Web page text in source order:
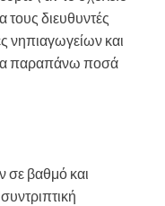
τους διευθυντές
νηπιαγωγείων και
τα παραπάνω ποσά
σε βαθμό και